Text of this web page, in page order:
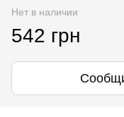
Нет в наличии
542 грн